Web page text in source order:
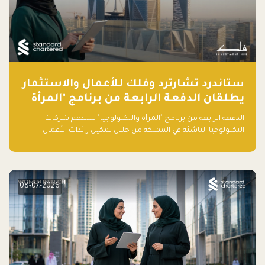
ستاندرد تشارترد وفلك للأعمال والاستثمار
يطلقان الدفعة الرابعة من برنامج "المرأة
والتكنولوجيا" لعام 2026 في المملكة
العربية السعودية
الدفعة الرابعة من برنامج "المرأة والتكنولوجيا" ستدعم شركات
التكنولوجيا الناشئة في المملكة من خلال تمكين رائدات الأعمال
08-07-2026